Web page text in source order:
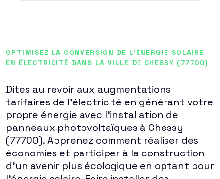
OPTIMISEZ LA CONVERSION DE L'ÉNERGIE SOLAIRE
EN ÉLECTRICITÉ DANS LA VILLE DE CHESSY (77700)
Dites au revoir aux augmentations
tarifaires de l'électricité en générant votre
propre énergie avec l'installation de
panneaux photovoltaïques à Chessy
(77700). Apprenez comment réaliser des
économies et participer à la construction
d'un avenir plus écologique en optant pour